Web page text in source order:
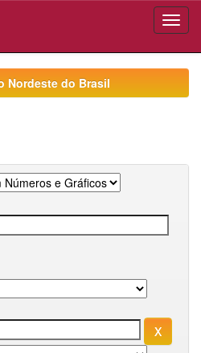
Nordeste do Brasil